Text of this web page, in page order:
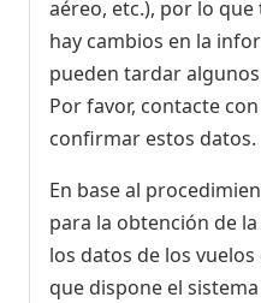
aéreo, etc.), por lo
hay cambios en la
pueden tardar
Por favor, contacte
confirmar estos datos.
En base al
para la obtención de
los datos de los
que dispone el